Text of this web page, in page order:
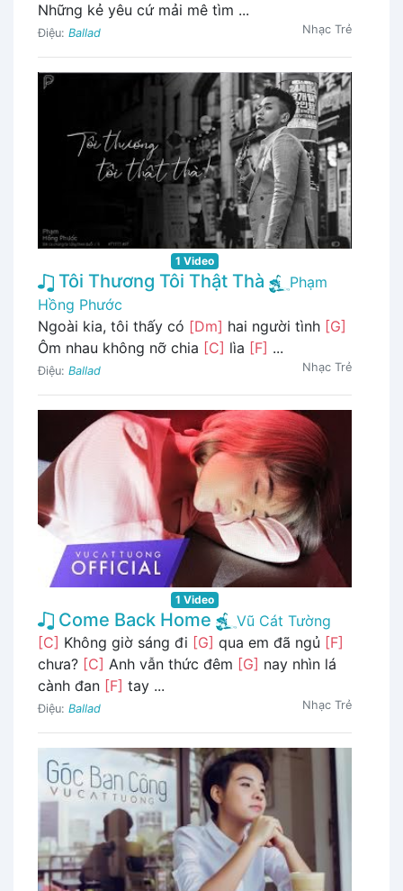
Những kẻ yêu cứ mải mê tìm ...
Điệu: Ballad Nhạc Trẻ
1 Video
Tôi Thương Tôi Thật Thà
Phạm
Hồng Phước
Ngoài kia, tôi thấy có [Dm] hai người tình [G]
Ôm nhau không nỡ chia [C] lìa [F] ...
Điệu: Ballad Nhạc Trẻ
1 Video
Come Back Home
Vũ Cát Tường
[C] Không giờ sáng đi [G] qua em đã ngủ [F]
chưa? [C] Anh vẫn thức đêm [G] nay nhìn lá
cành đan [F] tay ...
Điệu: Ballad Nhạc Trẻ